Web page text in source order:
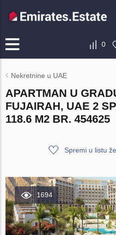
0
Nekretnine u UAE
APARTMAN U
FUJAIRAH, UAE 2
118.6 M2 BR. 454625
Spremi u listu
1694